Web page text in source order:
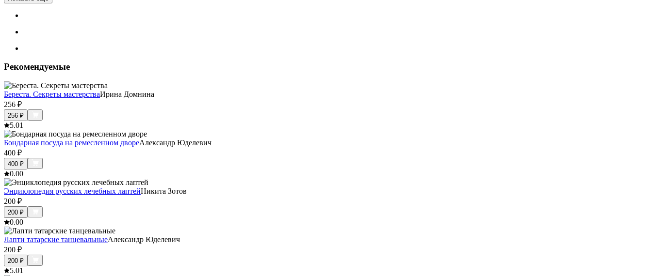
Рекомендуемые
Береста. Секреты мастерстваИрина Домнина
256 ₽
256 ₽
5.01
Бондарная посуда на ремесленном двореАлександр Юделевич
400 ₽
400 ₽
0.00
Энциклопедия русских лечебных лаптейНикита Зотов
200 ₽
200 ₽
0.00
Лапти татарские танцевальныеАлександр Юделевич
200 ₽
200 ₽
5.01